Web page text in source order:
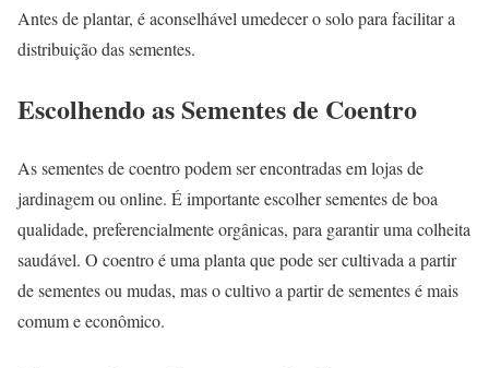
Antes de plantar, é aconselhável umedecer o solo para facilitar a
distribuição das sementes.
Escolhendo as Sementes de Coentro
As sementes de coentro podem ser encontradas em lojas de
jardinagem ou online. É importante escolher sementes de boa
qualidade, preferencialmente orgânicas, para garantir uma colheita
saudável. O coentro é uma planta que pode ser cultivada a partir
de sementes ou mudas, mas o cultivo a partir de sementes é mais
comum e econômico.